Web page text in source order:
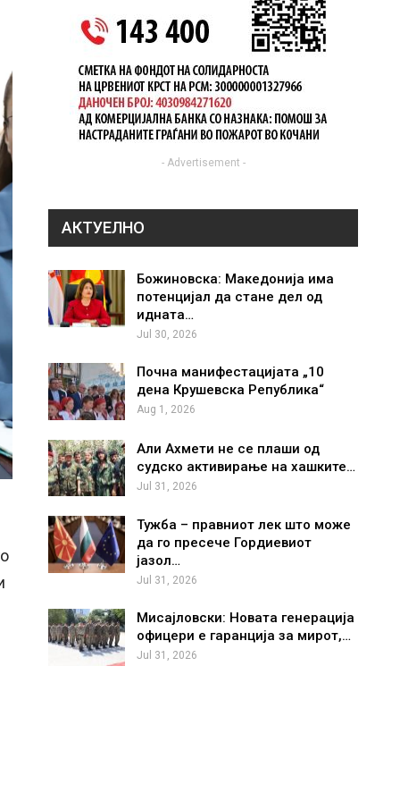
- Advertisement -
АКТУЕЛНО
Божиновска: Македонија има
потенцијал да стане дел од
идната…
Jul 30, 2026
Почна манифестацијата „10
дена Крушевска Република“
Aug 1, 2026
Али Ахмети не се плаши од
судско активирање на хашките…
Jul 31, 2026
Тужба – правниот лек што може
да го пресече Гордиевиот
јазол…
Jul 31, 2026
Мисајловски: Новата генерација
офицери е гаранција за мирот,…
Jul 31, 2026